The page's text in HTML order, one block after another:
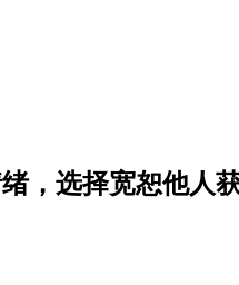
，选择宽恕他人